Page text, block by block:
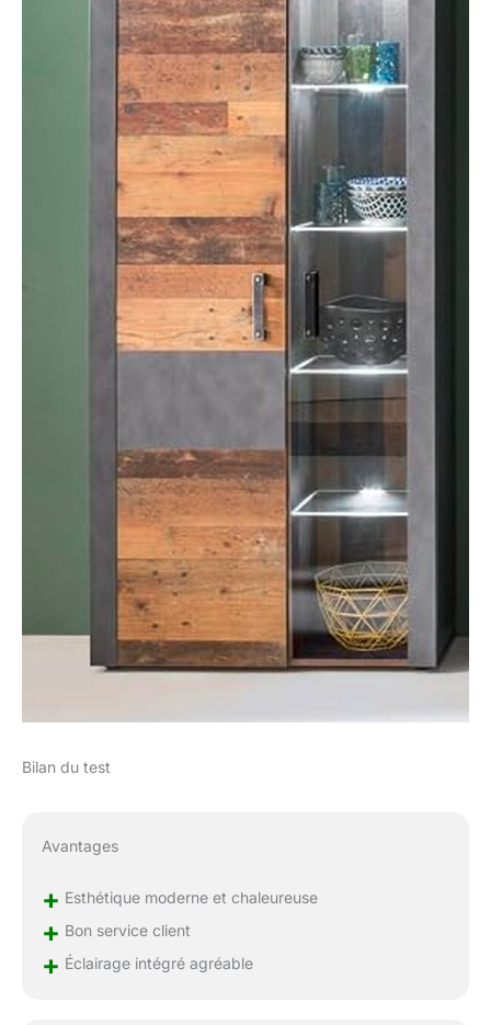
Bilan du test
Avantages
+ Esthétique moderne et chaleureuse
+ Bon service client
+ Éclairage intégré agréable